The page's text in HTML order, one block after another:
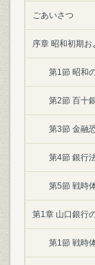
ごあいさつ
序章 昭和初期
第1節 昭和
第2節 百十
第3節 金融
第4節 銀行
第5節 戦時
第1章 山口銀行
第1節 戦時